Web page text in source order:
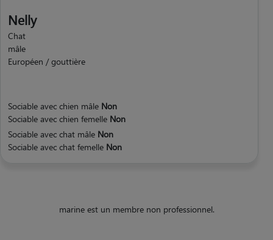
Nelly
Chat
mâle
Européen / gouttière
Sociable avec chien mâle Non
Sociable avec chien femelle Non
Sociable avec chat mâle Non
Sociable avec chat femelle Non
marine est un membre non professionnel.